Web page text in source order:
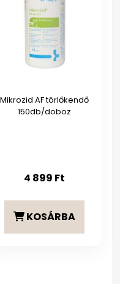
Mikrozid AF törlőkendő
150db/doboz
4 899 Ft
KOSÁRBA